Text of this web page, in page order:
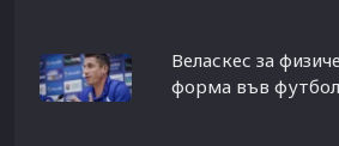
Веласкес за
форма във